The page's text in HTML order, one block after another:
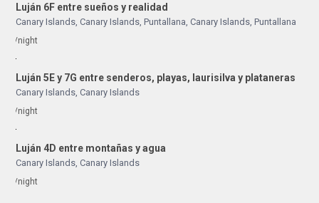
Luján 6F entre sueños y realidad
Canary Islands, Canary Islands, Puntallana, Canary Islands, Puntallana
/night
Luján 5E y 7G entre senderos, playas, laurisilva y plataneras
Canary Islands, Canary Islands
/night
Luján 4D entre montañas y agua
Canary Islands, Canary Islands
/night